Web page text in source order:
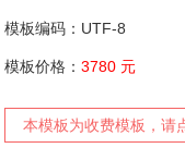
模板编码：UTF-8
模板价格：3780 元
本模板为收费模板，请